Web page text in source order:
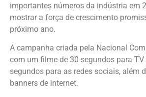
importantes números da indústria em
mostrar a força de crescimento
próximo ano.
A campanha criada pela Nacional
com um filme de 30 segundos para TV
segundos para as redes sociais, além
banners de internet.